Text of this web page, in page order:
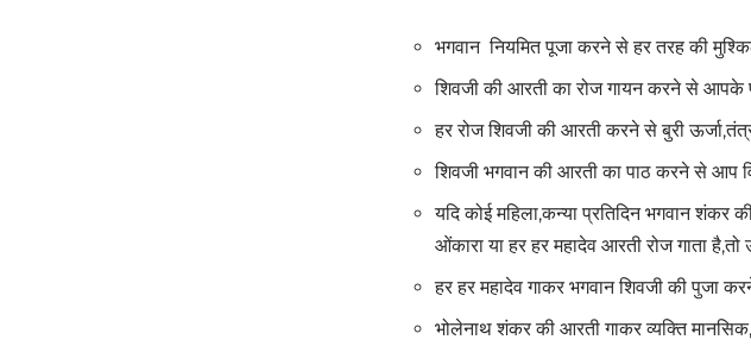
भगवान नियमित पूजा करने से हर तरह की
शिवजी की आरती का रोज गायन करने से आपके
हर रोज शिवजी की आरती करने से बुरी
शिवजी भगवान की आरती का पाठ करने से आप
यदि कोई महिला,कन्या प्रतिदिन भगवान
ओंकारा या हर हर महादेव आरती रोज गाता
हर हर महादेव गाकर भगवान शिवजी की पुजा
भोलेनाथ शंकर की आरती गाकर व्यक्ति